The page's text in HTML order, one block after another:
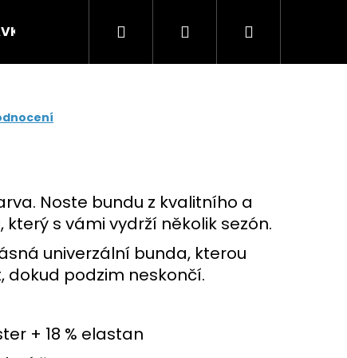
Krátké legíny a sukně s kraťasy
Hledat PřihlášeníNákupní
Noste bundu z kvalitního a
s vámi vydrží několik sezón.
univerzální bunda, kterou
podzim neskončí.
+ 18 % elastan